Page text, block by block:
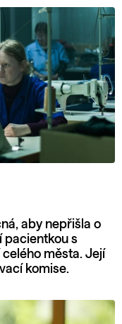
aby nepřišla o
pacientkou s
města. Její
komise.